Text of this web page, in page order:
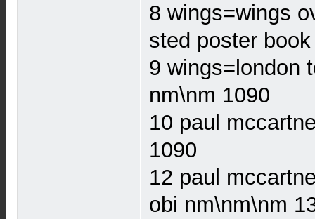
8 wings=wings
sted poster
9 wings=london
nm\nm 1090
10 paul
1090
12 paul
obi nm\nm\nm